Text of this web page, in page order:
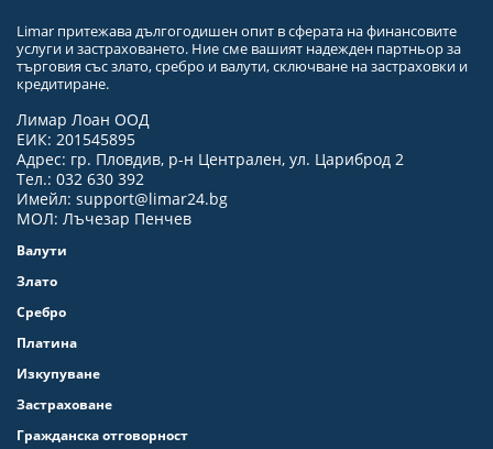
Limar притежава дългогодишен опит в сферата на финансовите
услуги и застраховането. Ние сме вашият надежден партньор за
търговия със злато, сребро и валути, сключване на застраховки и
кредитиране.
Лимар Лоан ООД
ЕИК: 201545895
Адрес: гр. Пловдив, р-н Централен, ул. Цариброд 2
Тел.: 032 630 392
Имейл: support@limar24.bg
МОЛ: Лъчезар Пенчев
Валути
Злато
Сребро
Платина
Изкупуване
Застраховане
Гражданска отговорност